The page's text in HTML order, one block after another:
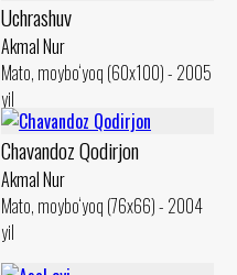
Uchrashuv
Akmal Nur
Mato, moybo‘yoq (60x100) - 2005
yil
Chavandoz Qodirjon
Akmal Nur
Mato, moybo‘yoq (76x66) - 2004
yil